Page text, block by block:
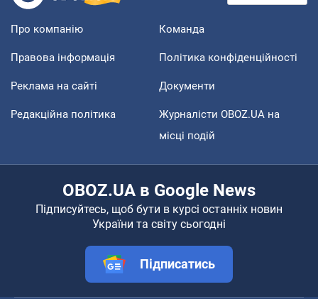
Про компанію Команда
Правова інформація Політика конфіденційності
Реклама на сайті Документи
Редакційна політика
Журналісти OBOZ.UA на
місці подій
OBOZ.UA в Google News
Підписуйтесь, щоб бути в курсі останніх новин
України та світу сьогодні
Підписатись